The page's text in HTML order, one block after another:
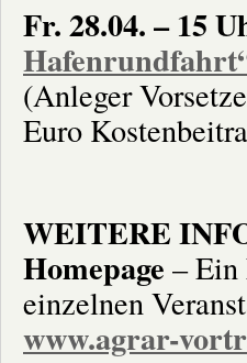
Fr. 28.04. – 15
(Anleger
Euro
WEITERE
Homepage – Ein
einzelnen
www.agrar-